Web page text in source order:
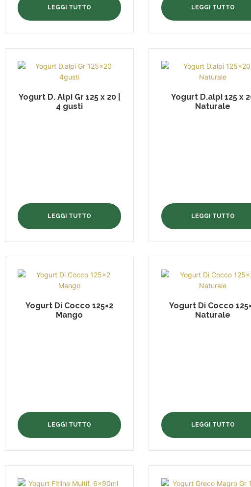
LEGGI TUTTO LEGGI TUTTO
Yogurt D. Alpi Gr 125 x 20 |
4 gusti
LEGGI TUTTO
Yogurt D.alpi 125 x
Naturale
LEGGI TUTTO
Yogurt Di Cocco 125×2
Mango
LEGGI TUTTO
Yogurt Di Cocco
Naturale
LEGGI TUTTO